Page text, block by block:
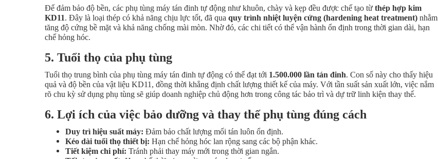
Để đảm bảo độ bền, các phụ tùng máy tán đinh tự động như khuôn, chày và kẹp đều được chế tạo từ thép hợp kim
KD11. Đây là loại thép có khả năng chịu lực tốt, đã qua quy trình nhiệt luyện cứng (hardening heat treatment) nhằm
tăng độ cứng bề mặt và khả năng chống mài mòn. Nhờ đó, các chi tiết có thể vận hành ổn định trong thời gian dài, hạn
chế hỏng hóc.
5. Tuổi thọ của phụ tùng
Tuổi thọ trung bình của phụ tùng máy tán đinh tự động có thể đạt tới 1.500.000 lần tán đinh. Con số này cho thấy hiệu
quả và độ bền của vật liệu KD11, đồng thời khẳng định chất lượng thiết kế của máy. Với tần suất sản xuất lớn, việc nắm
rõ chu kỳ sử dụng phụ tùng sẽ giúp doanh nghiệp chủ động hơn trong công tác bảo trì và dự trữ linh kiện thay thế.
6. Lợi ích của việc bảo dưỡng và thay thế phụ tùng đúng cách
Duy trì hiệu suất máy: Đảm bảo chất lượng mối tán luôn ổn định.
Kéo dài tuổi thọ thiết bị: Hạn chế hỏng hóc lan rộng sang các bộ phận khác.
Tiết kiệm chi phí: Tránh phải thay máy mới trong thời gian ngắn.